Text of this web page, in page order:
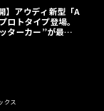
】アウディ新型「A
トタイプ登場。
ターカー”が最高
ーBEVとして復活
クス